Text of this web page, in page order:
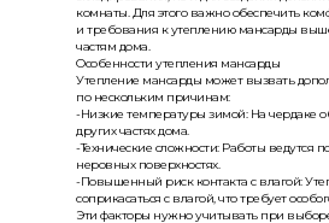
комнаты. Для этого важно обеспечить
и требования к утеплению мансарды
частям дома.
Особенности утепления мансарды
Утепление мансарды может вызвать
по нескольким причинам:
-Низкие температуры зимой: На чердаке
других частях дома.
-Технические сложности: Работы ведутся
неровных поверхностях.
-Повышенный риск контакта с влагой:
соприкасаться с влагой, что требует
Эти факторы нужно учитывать при